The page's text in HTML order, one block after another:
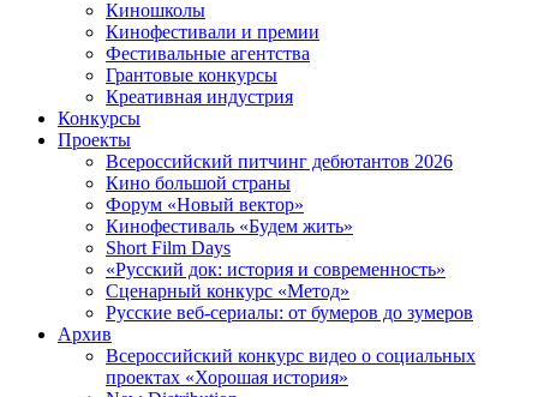
Киношколы
Кинофестивали и премии
Фестивальные агентства
Грантовые конкурсы
Креативная индустрия
Конкурсы
Проекты
Всероссийский питчинг дебютантов 2026
Кино большой страны
Форум «Новый вектор»
Кинофестиваль «Будем жить»
Short Film Days
«Русский док: история и современность»
Сценарный конкурс «Метод»
Русские веб-сериалы: от бумеров до зумеров
Архив
Всероссийский конкурс видео о социальных
проектах «Хорошая история»